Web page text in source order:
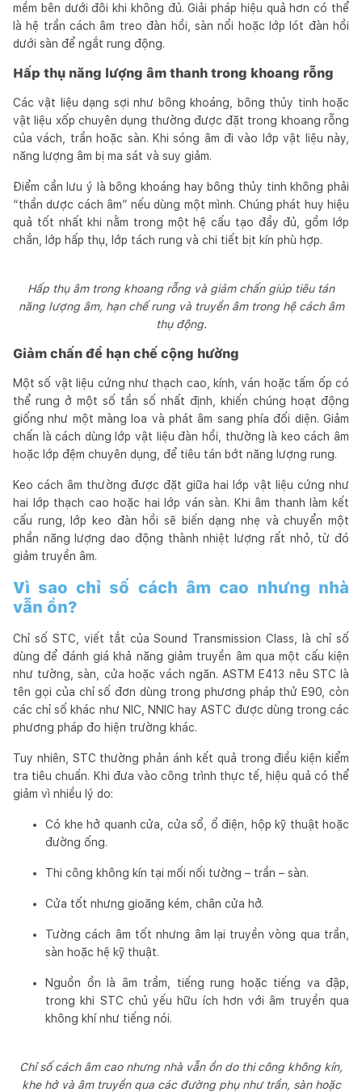
mềm bên dưới đôi khi không đủ. Giải pháp hiệu quả hơn có thể
là hệ trần cách âm treo đàn hồi, sàn nổi hoặc lớp lót đàn hồi
dưới sàn để ngắt rung động.
Hấp thụ năng lượng âm thanh trong khoang rỗng
Các vật liệu dạng sợi như bông khoáng, bông thủy tinh hoặc
vật liệu xốp chuyên dụng thường được đặt trong khoang rỗng
của vách, trần hoặc sàn. Khi sóng âm đi vào lớp vật liệu này,
năng lượng âm bị ma sát và suy giảm.
Điểm cần lưu ý là bông khoáng hay bông thủy tinh không phải
“thần dược cách âm” nếu dùng một mình. Chúng phát huy hiệu
quả tốt nhất khi nằm trong một hệ cấu tạo đầy đủ, gồm lớp
chắn, lớp hấp thụ, lớp tách rung và chi tiết bịt kín phù hợp.
Hấp thụ âm trong khoang rỗng và giảm chấn giúp tiêu tán
năng lượng âm, hạn chế rung và truyền âm trong hệ cách âm
thụ động.
Giảm chấn để hạn chế cộng hưởng
Một số vật liệu cứng như thạch cao, kính, ván hoặc tấm ốp có
thể rung ở một số tần số nhất định, khiến chúng hoạt động
giống như một màng loa và phát âm sang phía đối diện. Giảm
chấn là cách dùng lớp vật liệu đàn hồi, thường là keo cách âm
hoặc lớp đệm chuyên dụng, để tiêu tán bớt năng lượng rung.
Keo cách âm thường được đặt giữa hai lớp vật liệu cứng như
hai lớp thạch cao hoặc hai lớp ván sàn. Khi âm thanh làm kết
cấu rung, lớp keo đàn hồi sẽ biến dạng nhẹ và chuyển một
phần năng lượng dao động thành nhiệt lượng rất nhỏ, từ đó
giảm truyền âm.
Vì sao chỉ số cách âm cao nhưng nhà
vẫn ồn?
Chỉ số STC, viết tắt của Sound Transmission Class, là chỉ số
dùng để đánh giá khả năng giảm truyền âm qua một cấu kiện
như tường, sàn, cửa hoặc vách ngăn. ASTM E413 nêu STC là
tên gọi của chỉ số đơn dùng trong phương pháp thử E90, còn
các chỉ số khác như NIC, NNIC hay ASTC được dùng trong các
phương pháp đo hiện trường khác.
Tuy nhiên, STC thường phản ánh kết quả trong điều kiện kiểm
tra tiêu chuẩn. Khi đưa vào công trình thực tế, hiệu quả có thể
giảm vì nhiều lý do:
Có khe hở quanh cửa, cửa sổ, ổ điện, hộp kỹ thuật hoặc
đường ống.
Thi công không kín tại mối nối tường – trần – sàn.
Cửa tốt nhưng gioăng kém, chân cửa hở.
Tường cách âm tốt nhưng âm lại truyền vòng qua trần,
sàn hoặc hệ kỹ thuật.
Nguồn ồn là âm trầm, tiếng rung hoặc tiếng va đập,
trong khi STC chủ yếu hữu ích hơn với âm truyền qua
không khí như tiếng nói.
Chỉ số cách âm cao nhưng nhà vẫn ồn do thi công không kín,
khe hở và âm truyền qua các đường phụ như trần, sàn hoặc